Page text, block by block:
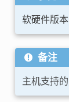
软硬件版
备注
主机支持